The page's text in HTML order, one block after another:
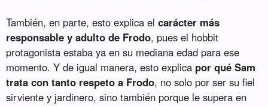
También, en parte, esto explica elcarácter más
responsable y adulto de Frodo, pues el hobbit
protagonista estaba ya en su mediana edad para ese
momento. Y de igual manera, esto explica por qué Sam
trata con tanto respeto a Frodo, no solo por ser su fiel
sirviente y jardinero, sino también porque le supera en